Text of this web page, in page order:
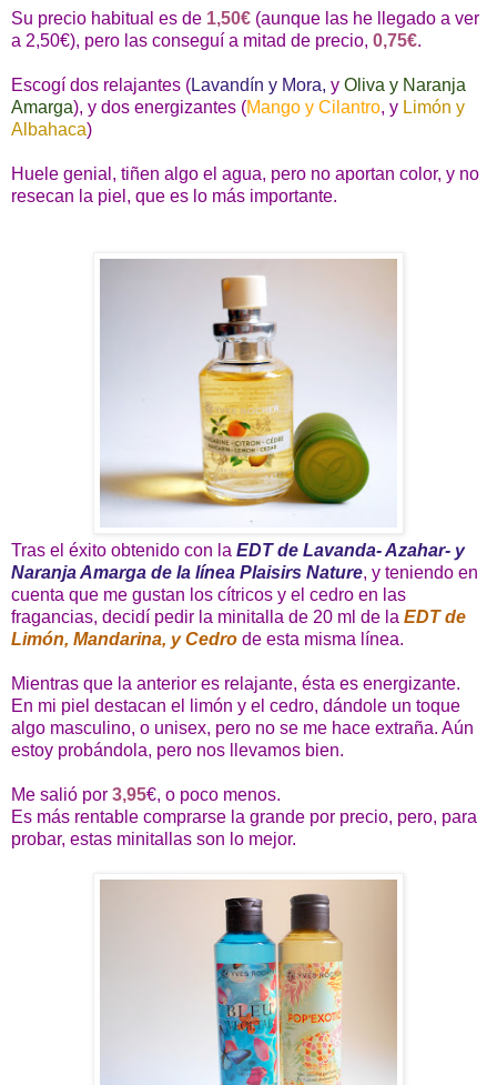
Su precio habitual es de 1,50€ (aunque las he llegado a ver
a 2,50€), pero las conseguí a mitad de precio, 0,75€.
Escogí dos relajantes (Lavandín y Mora, y Oliva y Naranja
Amarga), y dos energizantes (Mango y Cilantro, y Limón y
Albahaca)
Huele genial, tiñen algo el agua, pero no aportan color, y no
resecan la piel, que es lo más importante.
Tras el éxito obtenido con la EDT de Lavanda- Azahar- y
Naranja Amarga de la línea Plaisirs Nature, y teniendo en
cuenta que me gustan los cítricos y el cedro en las
fragancias, decidí pedir la minitalla de 20 ml de la EDT de
Limón, Mandarina, y Cedro de esta misma línea.
Mientras que la anterior es relajante, ésta es energizante.
En mi piel destacan el limón y el cedro, dándole un toque
algo masculino, o unisex, pero no se me hace extraña. Aún
estoy probándola, pero nos llevamos bien.
Me salió por 3,95€, o poco menos.
Es más rentable comprarse la grande por precio, pero, para
probar, estas minitallas son lo mejor.